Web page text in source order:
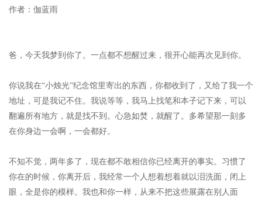
作者：伽蓝雨
爸，今天我梦到你了。一点都不想醒过来，很开心能再次见到你。
你说我在“小烛光”纪念馆里寄出的东西，你都收到了，又给了我一个
地址，可是我记不住。我说等等，我马上找笔和本子记下来，可以
翻遍所有地方，就是找不到。心急如焚，就醒了。多希望那一刻多
在你身边一会啊，一会都好。
不知不觉，两年多了，现在都不敢相信你已经离开的事实。习惯了
你在的时候，你离开后，我经常一个人想着想着就以泪洗面，闭上
眼，全是你的模样。我也和你一样，从来不把这些展露在别人面